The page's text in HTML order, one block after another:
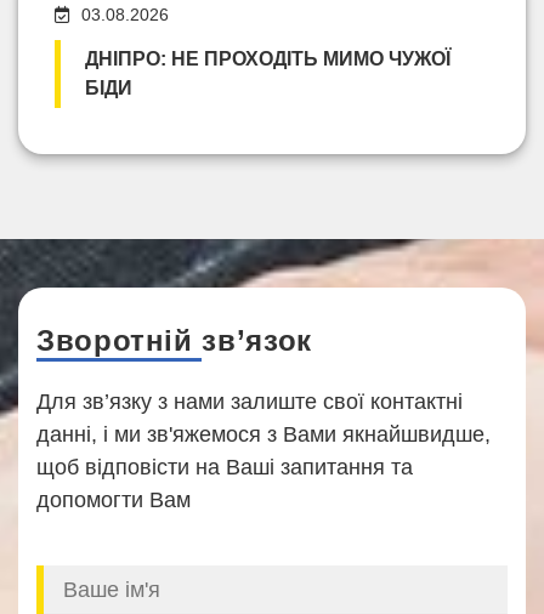
03.08.2026
ДНІПРО: НЕ ПРОХОДІТЬ МИМО ЧУЖОЇ
БІДИ
Зворотній зв’язок
Для зв’язку з нами залиште свої контактні
данні, і ми зв'яжемося з Вами якнайшвидше,
щоб відповісти на Ваші запитання та
допомогти Вам